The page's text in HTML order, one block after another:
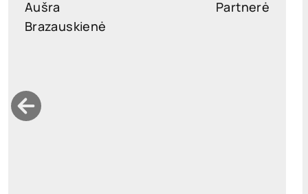
Aušra
Brazauskienė
Partnerė